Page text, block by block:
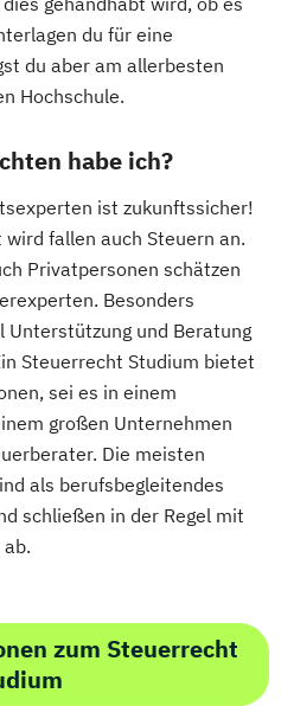
du für eine
du aber am allerbesten
Hochschule.
habe ich?
ist zukunftssicher!
fallen auch Steuern an.
Privatpersonen schätzen
Besonders
Unterstützung und Beratung
Steuerrecht Studium bietet
sei es in einem
großen Unternehmen
Die meisten
als berufsbegleitendes
schließen in der Regel mit
zum Steuerrecht